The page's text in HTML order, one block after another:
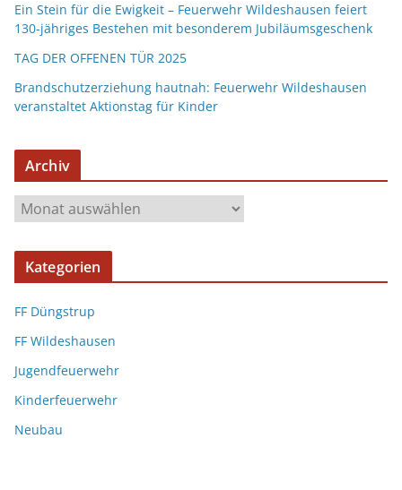
Ein Stein für die Ewigkeit – Feuerwehr Wildeshausen feiert
130-jähriges Bestehen mit besonderem Jubiläumsgeschenk
TAG DER OFFENEN TÜR 2025
Brandschutzerziehung hautnah: Feuerwehr Wildeshausen
veranstaltet Aktionstag für Kinder
Archiv
Kategorien
FF Düngstrup
FF Wildeshausen
Jugendfeuerwehr
Kinderfeuerwehr
Neubau